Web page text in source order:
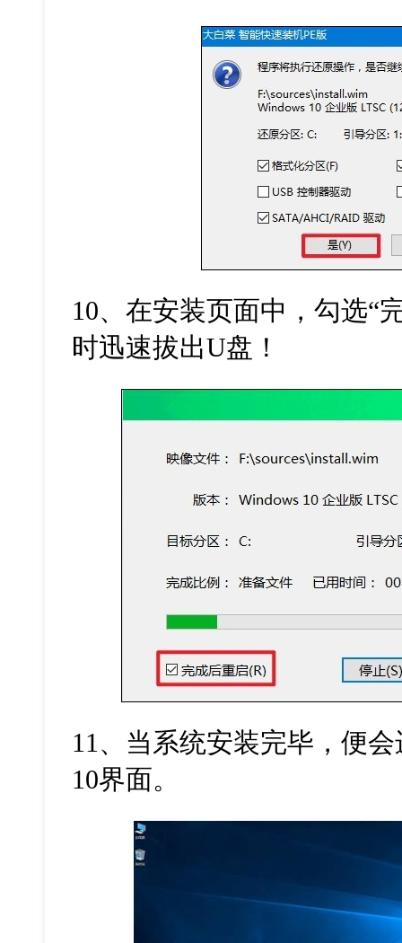
10、在安装页面中，勾选“
时迅速拔出U盘！
11、当系统安装完毕，便
10界面。